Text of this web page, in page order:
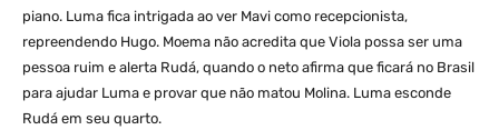
piano. Luma fica intrigada ao ver Mavi como recepcionista,
repreendendo Hugo. Moema não acredita que Viola possa ser uma
pessoa ruim e alerta Rudá, quando o neto afirma que ficará no Brasil
para ajudar Luma e provar que não matou Molina. Luma esconde
Rudá em seu quarto.